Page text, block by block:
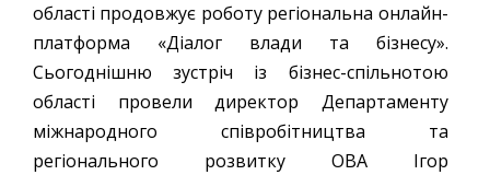
області продовжує роботу регіональна онлайн-
платформа «Діалог влади та бізнесу».
Сьогоднішню зустріч із бізнес-спільнотою
області провели директор Департаменту
міжнародного співробітництва та
регіонального розвитку ОВА Ігор